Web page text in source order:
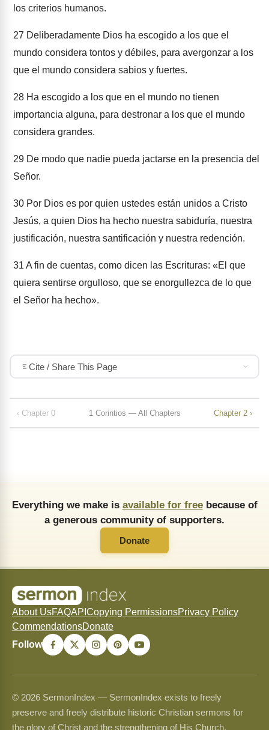
los criterios humanos.
27 Deliberadamente Dios ha escogido a los que el
mundo considera tontos y débiles, para avergonzar a los
que el mundo considera sabios y fuertes.
28 Ha escogido a los que en el mundo no tienen
importancia alguna, para destronar a los que el mundo
considera grandes.
29 De modo que nadie pueda jactarse en la presencia del
Señor.
30 Por Dios es por quien ustedes están unidos a Cristo
Jesús, a quien Dios ha hecho nuestra sabiduría, nuestra
justificación, nuestra santificación y nuestra redención.
31 A fin de cuentas, como dicen las Escrituras: «El que
quiera sentirse orgulloso, que se enorgullezca de lo que
el Señor ha hecho».
Cite / Share This Page
‹ Chapter 0 1 Corintios — All Chapters Chapter 2 ›
Everything we make is available for freebecause of
a generous community of supporters.
Donate
About UsFAQAPI Copying PermissionsPrivacy Policy
CommendationsDonate
Follow
© 2026 SermonIndex — SermonIndex exists to freely
preserve and freely distribute historic Christian sermons for
the glory of Christ and the strengthening of His Church.